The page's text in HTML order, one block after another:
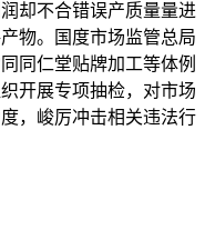
却不合错误产质量量进
物。国度市场监管总局
同仁堂贴牌加工等体例
开展专项抽检，对市场
，峻厉冲击相关违法行